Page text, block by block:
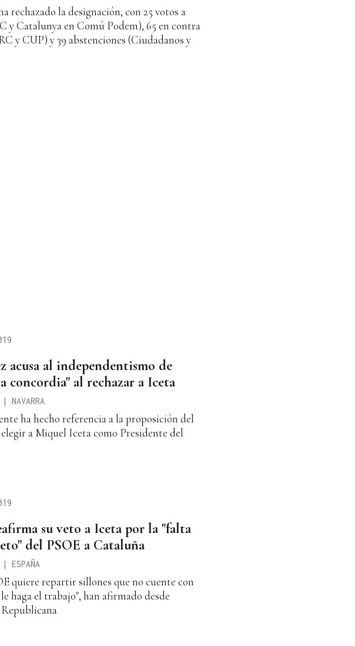
rechazado la designación, con 25 votos a
y Catalunya en Comú Podem), 65 en contra
y CUP) y 39 abstenciones (Ciudadanos y
acusa al independentismo de
concordia" al rechazar a Iceta
| NAVARRA
ha hecho referencia a la proposición del
elegir a Miquel Iceta como Presidente del
su veto a Iceta por la "falta
del PSOE a Cataluña
| ESPAÑA
quiere repartir sillones que no cuente con
haga el trabajo", han afirmado desde